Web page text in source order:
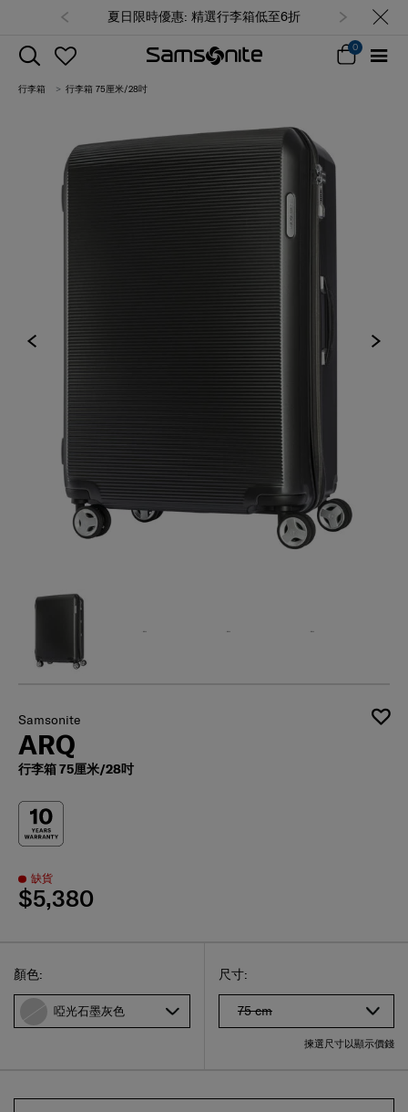
夏日限時優惠: 精選行李箱低至6折
0
行李箱 行李箱 75厘米/28吋
Samsonite
ARQ
行李箱 75厘米/28吋
缺貨
$5,380
選擇尺碼
Select
尺寸:
75 cm
揀選尺寸以顯示價錢
Select
顏色:
啞光石墨灰色